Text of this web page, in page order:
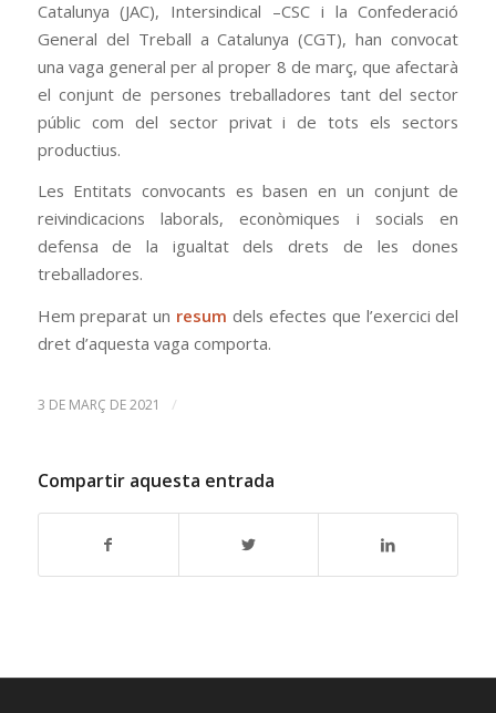
Catalunya (JAC), Intersindical –CSC i la Confederació
General del Treball a Catalunya (CGT), han convocat
una vaga general per al proper 8 de març, que afectarà
el conjunt de persones treballadores tant del sector
públic com del sector privat i de tots els sectors
productius.
Les Entitats convocants es basen en un conjunt de
reivindicacions laborals, econòmiques i socials en
defensa de la igualtat dels drets de les dones
treballadores.
Hem preparat un resum dels efectes que l’exercici del
dret d’aquesta vaga comporta.
3 DE MARÇ DE 2021 /
Compartir aquesta entrada